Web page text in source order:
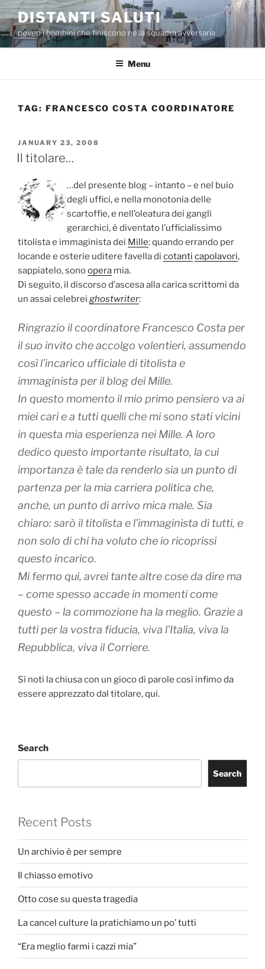
Skip
to
content
DISTANTI SALUTI
poveri i bambini che finiscono nella squadra avversaria
Menu
TAG: FRANCESCO COSTA COORDINATORE
POSTED
ON
JANUARY 23, 2008
Il titolare…
…del presente blog – intanto – e nel buio
degli uffici, e nella monotonia delle
scartoffie, e nell’oleatura dei gangli
gerarchici, è diventato l’ufficialissimo
titolista e immaginista dei Mille: quando errando per
locande e osterie uditere favella di cotanti capolavori,
sappiatelo, sonoopera mia.
Di seguito, il discorso d’ascesa alla carica scrittomi da
un assai celebrei ghostwriter:
Ringrazio il coordinatore Francesco Costa per
il suo invito che accolgo volentieri, assumendo
così l’incarico ufficiale di titolista e
immaginista per il blog dei Mille.
In questo momento il mio primo pensiero va ai
miei cari e a tutti quelli che mi sono stati vicini
in questa mia esperienza nei Mille. A loro
dedico questo importante risultato, la cui
importanza è tale da renderlo sia un punto di
partenza per la mia carriera politica che,
anche, un punto di arrivo mica male. Sia
chiaro: sarò il titolista e l’immaginista di tutti, e
non solo di chi ha voluto che io ricoprissi
questo incarico.
Mi fermo qui, avrei tante altre cose da dire ma
– come spesso accade in momenti come
questo – la commozioneha la meglio. Grazie a
tutti per la vostra fiducia, viva l’Italia, viva la
Repubblica, viva il Corriere.
Sì noti la chiusa con un gioco di parole così infimo da
essere apprezzato dal titolare, qui.
Search
Search
Recent Posts
Un archivio è per sempre
Il chiasso emotivo
Otto cose su questa tragedia
La cancel culture la pratichiamo un po’ tutti
“Era meglio farmi i cazzi mia”